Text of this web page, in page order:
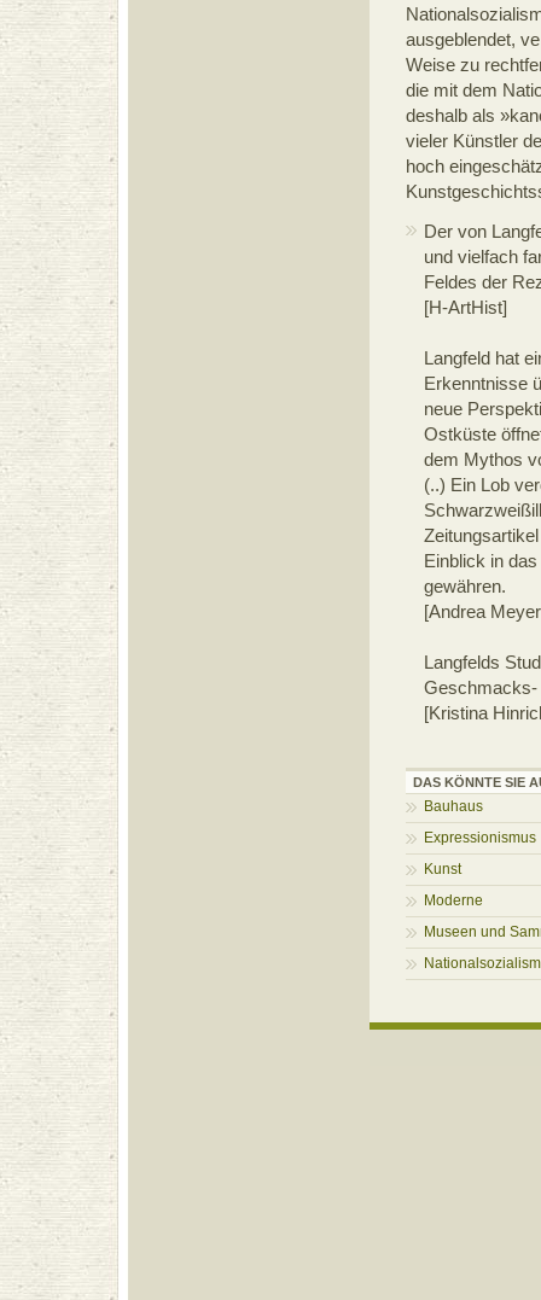
ausgeblendet,
Weise zu
die mit dem
deshalb als
vieler Künstler
hoch
Der von
und vielfach
Feldes der
[H-ArtHist]
Langfeld hat
Erkenntnisse
neue
Ostküste
dem Mythos
(..) Ein Lob
Einblick in
gewähren.
[Andrea
Langfelds
Geschmacks-
[Kristina
DAS KÖNNTE SIE
Bauhaus
Expressionismus
Kunst
Moderne
Museen und